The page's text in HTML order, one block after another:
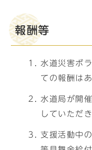
報酬等
水道災害ボ
ての報酬は
水道局が開
していただ
支援活動中